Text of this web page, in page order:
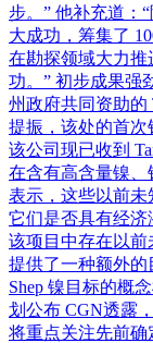
步。” 他补充道：
大成功，筹集了
在勘探领域大力推
功。” 初步成果强
州政府共同资助的
提振，该处的首次
该公司现已收到
在含有高含量镍、
表示，这些以前
它们是否具有经济
该项目中存在以前
提供了一种额外
Shep 镍目标的概
划公布 CGN透露
将重点关注先前